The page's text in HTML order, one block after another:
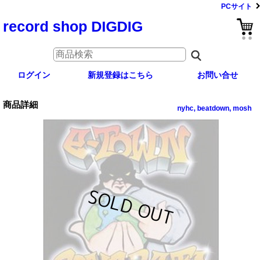
PCサイト
record shop DIGDIG
ログイン 新規登録はこちら お問い合せ
商品詳細 nyhc, beatdown, mosh